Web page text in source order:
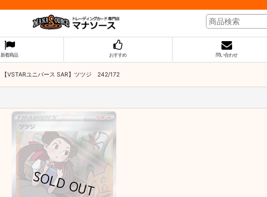
新着商品 おすすめ 問い合わせ
【VSTARユニバース SAR】ツツジ 242/172